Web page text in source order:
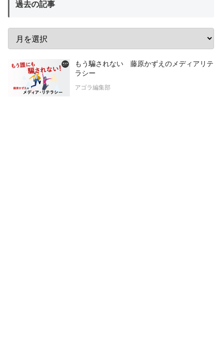
過去の記事
もう騙されない 藤原かずえのメディアリテ
ラシー
アゴラ編集部